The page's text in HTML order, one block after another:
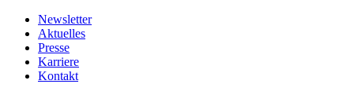
Newsletter
Aktuelles
Presse
Karriere
Kontakt